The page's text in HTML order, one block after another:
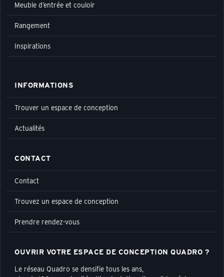
Meuble d’entrée et couloir
Rangement
Inspirations
INFORMATIONS
Trouver un espace de conception
Actualités
CONTACT
Contact
Trouvez un espace de conception
Prendre rendez-vous
OUVRIR VOTRE ESPACE DE CONCEPTION QUADRO ?
Le réseau Quadro se densifie tous les ans,